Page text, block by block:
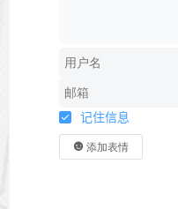
记住信息
添加表情